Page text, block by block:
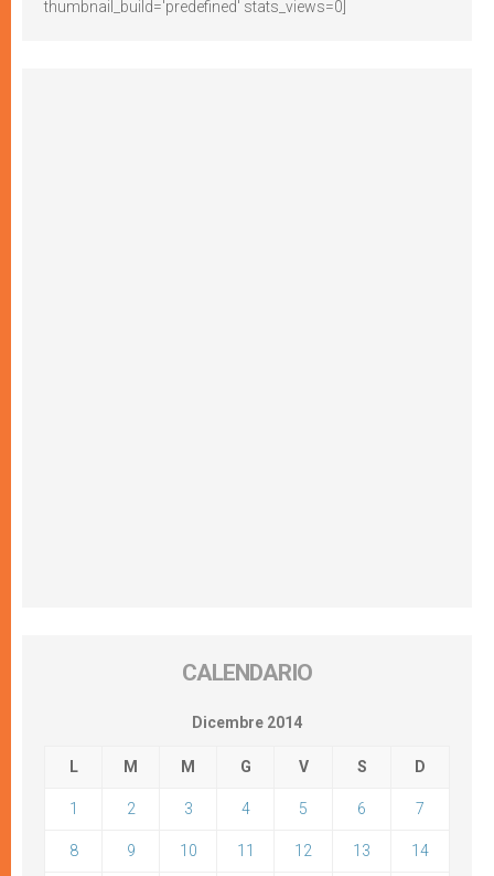
thumbnail_build='predefined' stats_views=0]
CALENDARIO
Dicembre 2014
L M M G V S D
1 2 3 4 5 6 7
8 9 10 11 12 13 14